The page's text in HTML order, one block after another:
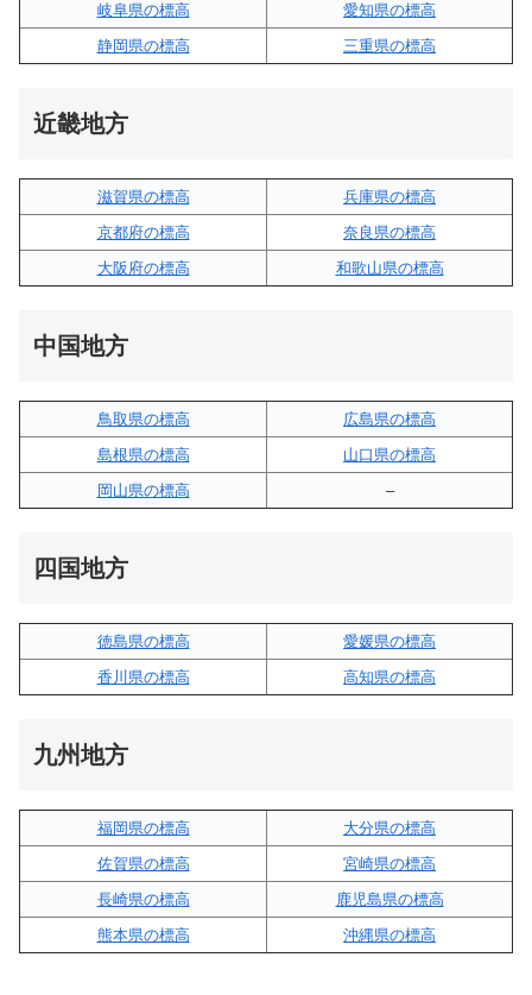
岐阜県の標高
愛知県の標高
静岡県の標高
三重県の標高
近畿地方
滋賀県の標高
兵庫県の標高
京都府の標高
奈良県の標高
大阪府の標高
和歌山県の標高
中国地方
鳥取県の標高
広島県の標高
島根県の標高
山口県の標高
岡山県の標高
–
四国地方
徳島県の標高
愛媛県の標高
香川県の標高
高知県の標高
九州地方
福岡県の標高
大分県の標高
佐賀県の標高
宮崎県の標高
長崎県の標高
鹿児島県の標高
熊本県の標高
沖縄県の標高